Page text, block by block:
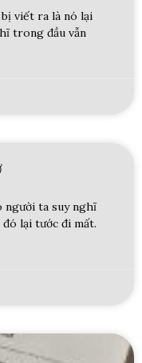
viết ra là nó lại
trong đầu vẫn
người ta suy nghĩ
lại tước đi mất.